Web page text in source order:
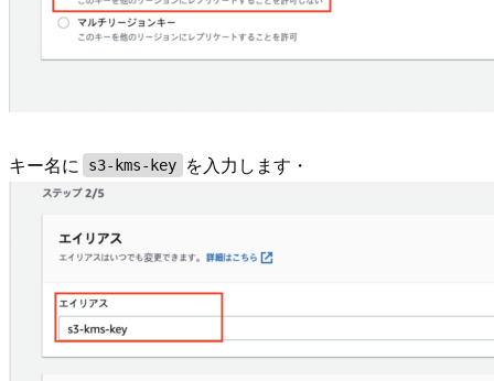
キー名に s3-kms-key を入力します・